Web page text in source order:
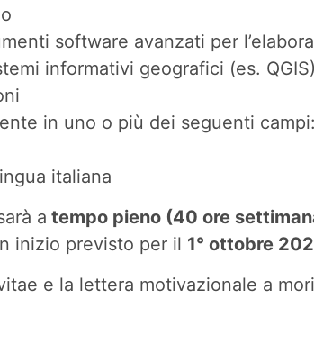
software avanzati per
informativi geografici (es. QGIS)
in uno o più dei seguenti
italiana
a tempo pieno (40 ore
inizio previsto per il 1° ottobre
e la lettera motivazionale a